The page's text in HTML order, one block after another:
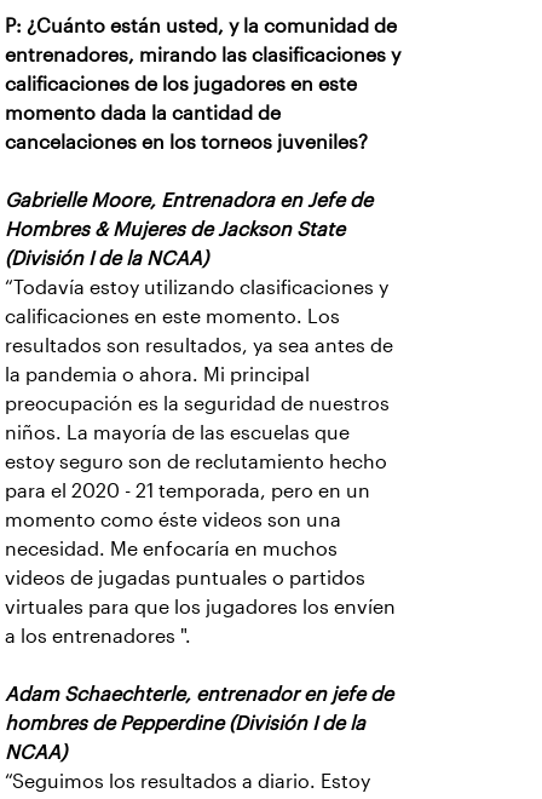
P: ¿Cuánto están usted, y la comunidad de
entrenadores, mirando las clasificaciones y
calificaciones de los jugadores en este
momento dada la cantidad de
cancelaciones en los torneos juveniles?
Gabrielle Moore, Entrenadora en Jefe de
Hombres & Mujeres de Jackson State
(División I de la NCAA)
“Todavía estoy utilizando clasificaciones y
calificaciones en este momento. Los
resultados son resultados, ya sea antes de
la pandemia o ahora. Mi principal
preocupación es la seguridad de nuestros
niños. La mayoría de las escuelas que
estoy seguro son de reclutamiento hecho
para el 2020 - 21 temporada, pero en un
momento como éste videos son una
necesidad. Me enfocaría en muchos
videos de jugadas puntuales o partidos
virtuales para que los jugadores los envíen
a los entrenadores ".
Adam Schaechterle, entrenador en jefe de
hombres de Pepperdine (División I de la
NCAA)
“Seguimos los resultados a diario. Estoy